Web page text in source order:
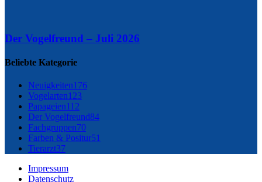
Der Vogelfreund – Juli 2026
Beliebte Kategorie
Neuigkeiten176
Vogelarten123
Papageien112
Der Vogelfreund84
Fachgruppen70
Farben & Positur51
Tierarzt37
Impressum
Datenschutz